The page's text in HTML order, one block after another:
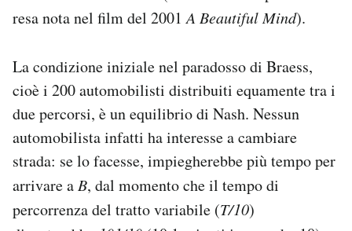
resa nota nel film del 2001A Beautiful Mind).
La condizione iniziale nel paradosso di Braess,
cioè i 200 automobilisti distribuiti equamente tra i
due percorsi, è un equilibrio di Nash. Nessun
automobilista infatti ha interesse a cambiare
strada: se lo facesse, impiegherebbe più tempo per
arrivare a B, dal momento che il tempo di
percorrenza del tratto variabile (T/10)